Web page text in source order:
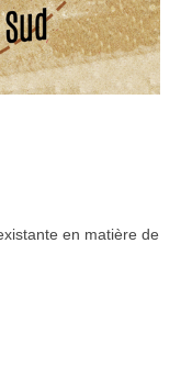
en matière de